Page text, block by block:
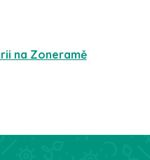
na Zoneramě